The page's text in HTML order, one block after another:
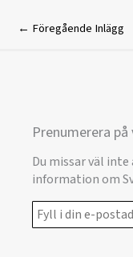
← Föregående Inlägg
Prenumerera
Du missar väl
information om